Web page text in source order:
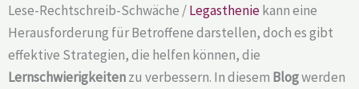
Lese-Rechtschreib-Schwäche /Legastheniekann eine
Herausforderung für Betroffene darstellen, doch es gibt
effektive Strategien, die helfen können, die
Lernschwierigkeitenzu verbessern. In diesem Blogwerden